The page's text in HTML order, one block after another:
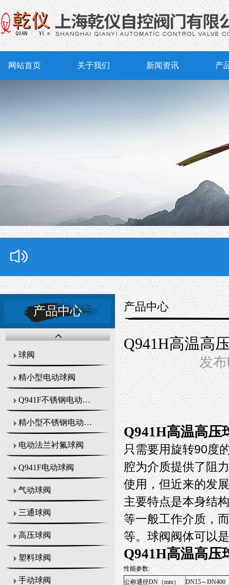
网站首页 关于我们 新闻资讯 产
产品中心
球阀
精小型电动球阀
Q941F不锈钢电动球阀
精小型不锈钢电动球阀
电动法兰衬氟球阀
Q941F电动球阀
气动球阀
三通球阀
高压球阀
塑料球阀
手动球阀
产品中心
Q941H高温高
发
Q941H高温高压
只需要用旋转90度
腔为介质提供了阻
使用，但近来的发
主要特点是本身结
等一般工作介质，
等。球阀阀体可以
Q941H高温高压
性能参数:
公称通径DN（mm）
DN15～DN400